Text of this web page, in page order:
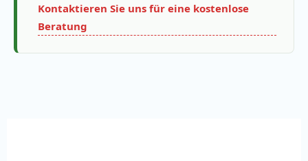
Kontaktieren Sie uns für eine kostenlose
Beratung